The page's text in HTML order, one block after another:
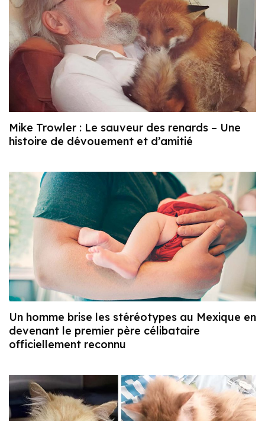
Mike Trowler : Le sauveur des renards – Une
histoire de dévouement et d’amitié
Un homme brise les stéréotypes au Mexique en
devenant le premier père célibataire
officiellement reconnu